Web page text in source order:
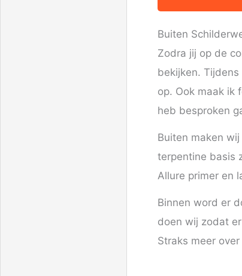
Buiten
Zodra jij op de
bekijken.
op. Ook maak ik
heb besproken
Buiten maken
terpentine basis
Allure primer en
Binnen word er
doen wij zodat
Straks meer